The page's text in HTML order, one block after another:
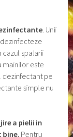
. Unii
cazul spalarii
mainilor este
dezinfectant pe
simple nu
a pielii in
bine. Pentru